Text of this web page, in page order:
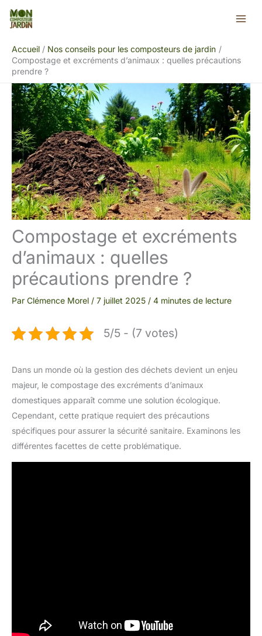
Aller
Accueil
Nos conseils pour les composteurs de jardin
Compostage et excréments d’animaux : quelles précautions
prendre ?
Compostage et excréments
d’animaux : quelles
précautions prendre ?
Par Clémence Morel / 7 juillet 2025 / 4 minutes de lecture
5/5 - (7 votes)
Dans un monde où la gestion des déchets devient un enjeu
majeur, le compostage des excréments d’animaux
domestiques apparaît comme une solution écologique.
Cependant, cette pratique requiert des précautions
spécifiques pour assurer la sécurité sanitaire. Examinons les
différentes facettes de cette problématique.
Rechercher